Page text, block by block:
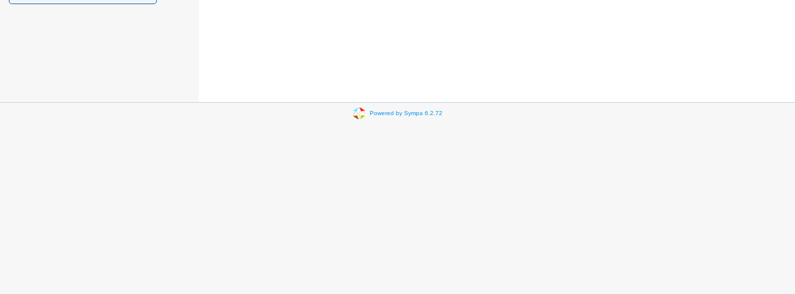
Powered by Sympa 6.2.72